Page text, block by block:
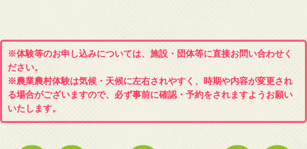
※体験等のお申し込みについては、施設・団体等に直接お問い合わせく
ださい。
※農業農村体験は気候・天候に左右されやすく、時期や内容が変更され
る場合がございますので、必ず事前に確認・予約をされますようお願い
いたします。